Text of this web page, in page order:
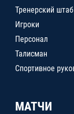
Тренерский штаб
Игроки
Персонал
Талисман
Спортивное
МАТЧИ